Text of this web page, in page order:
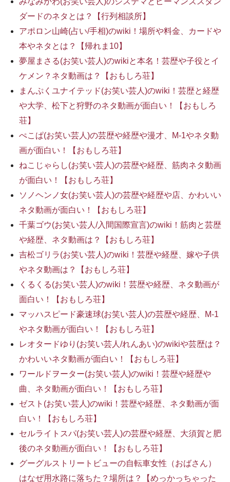
ダードのネタとは？【行列相談所】
アポロン山崎(占い/手相)のwiki！場所や料金、カードや
本やネタとは？【帰れま10】
夢屋まさる(お笑い芸人)のwikiと本名！芸歴や子役とイ
ケメン？ネタ動画は？【おもしろ荘】
まんぷくユナイテッド(お笑い芸人)のwiki！芸歴と経歴
や大学、松下と狩野のネタ動画が面白い！【おもしろ
荘】
ぺこぱ(お笑い芸人)の芸歴や経歴や漫才、M-1やネタ動
画が面白い！【おもしろ荘】
ねこじゃらし(お笑い芸人)の芸歴や経歴、筋肉ネタ動画
が面白い！【おもしろ荘】
ソノヘンノ女(お笑い芸人)の芸歴や経歴や店、かわいい
ネタ動画が面白い！【おもしろ荘】
千葉ゴウ(お笑い芸人/入間国際宣言)のwiki！筋肉と芸歴
や経歴、ネタ動画は？【おもしろ荘】
吉松ゴリラ(お笑い芸人)のwiki！芸歴や経歴、嫁や子供
やネタ動画は？【おもしろ荘】
くるくる(お笑い芸人)のwiki！芸歴や経歴、ネタ動画が
面白い！【おもしろ荘】
マッハスピード豪速球(お笑い芸人)の芸歴や経歴、M-1
やネタ動画が面白い！【おもしろ荘】
レオタードゆり(お笑い芸人/れんあい)のwikiや芸歴は？
かわいいネタ動画が面白い！【おもしろ荘】
ワールドヲーター(お笑い芸人)のwiki！芸歴や経歴や
曲、ネタ動画が面白い！【おもしろ荘】
ゼスト(お笑い芸人)のwiki！芸歴や経歴、ネタ動画が面
白い！【おもしろ荘】
セルライトスパ(お笑い芸人)の芸歴や経歴、大須賀と肥
後のネタ動画が面白い！【おもしろ荘】
グーグルストリートビューの自転車女性（おばさん）
はなぜ用水路に落ちた？場所は？【めっかっちゃった